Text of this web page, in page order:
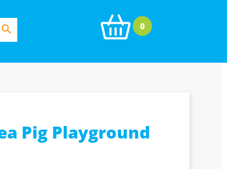
Button
0
Pig Playground